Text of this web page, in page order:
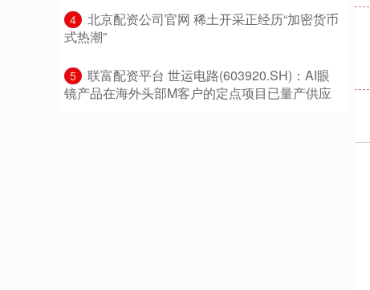
4
​北京配资公司官网 稀土开采正经历“加密货币
式热潮”
5
​联富配资平台 世运电路(603920.SH)：AI眼
镜产品在海外头部M客户的定点项目已量产供应